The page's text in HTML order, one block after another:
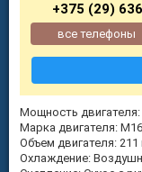
Мощность двигателя:
Марка двигателя:
Объем двигателя: 211
Охлаждение:
+375 (29)
все телефоны